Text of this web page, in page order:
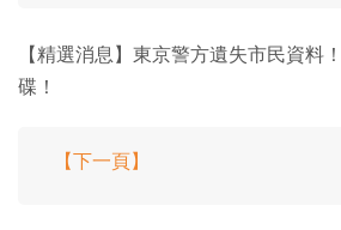
【精選消息】東京警方遺失市民資料
碟！
【下一頁】